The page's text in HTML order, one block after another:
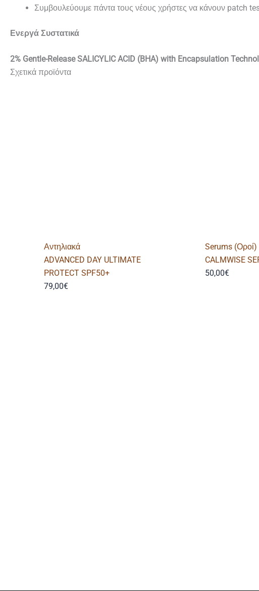
Συμβουλεύουμε πάντα τους νέους χρήστες να κάνουν patch
Ενεργά Συστατικά
2% Gentle-Release SALICYLIC ACID (BHA) with Encapsulation
Σχετικά προϊόντα
Αντηλιακά
ADVANCED DAY ULTIMATE
PROTECT SPF50+
79,00€
Serums (Οροί)
CALMWISE
50,00€